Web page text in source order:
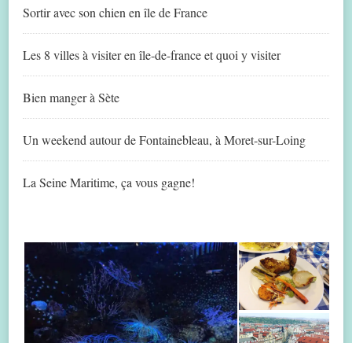
Sortir avec son chien en île de France
Les 8 villes à visiter en île-de-france et quoi y visiter
Bien manger à Sète
Un weekend autour de Fontainebleau, à Moret-sur-Loing
La Seine Maritime, ça vous gagne!